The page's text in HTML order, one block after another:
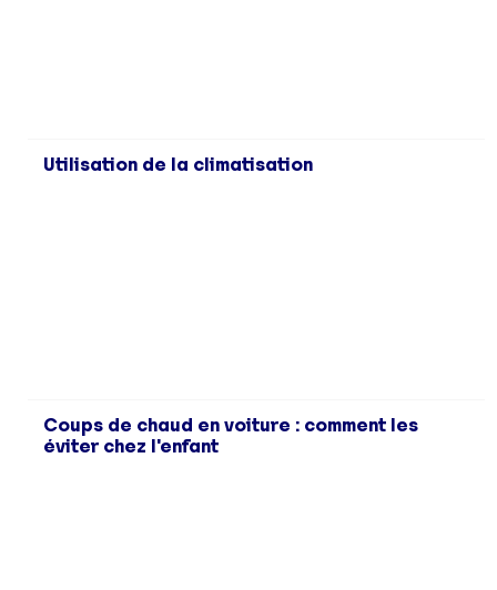
Utilisation de la climatisation
Coups de chaud en voiture : comment les
éviter chez l'enfant